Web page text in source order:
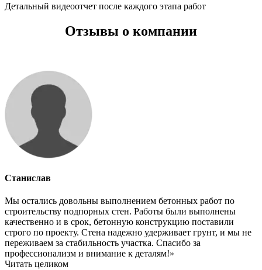
Детальный видеоотчет после каждого этапа работ
Отзывы о компании
Станислав
Мы остались довольны выполнением бетонных работ по
строительству подпорных стен. Работы были выполнены
качественно и в срок, бетонную конструкцию поставили
строго по проекту. Стена надежно удерживает грунт, и мы не
переживаем за стабильность участка. Спасибо за
профессионализм и внимание к деталям!»
Читать целиком